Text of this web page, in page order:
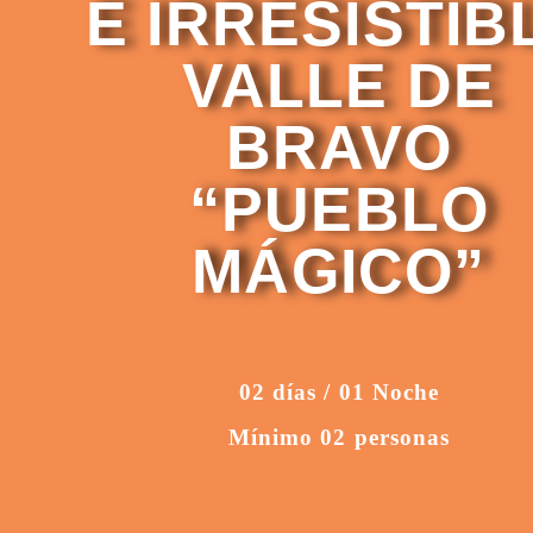
E
VALLE DE
BRAVO
“PUEBLO
MÁGICO”
02 días / 01 Noche
Mínimo 02 personas